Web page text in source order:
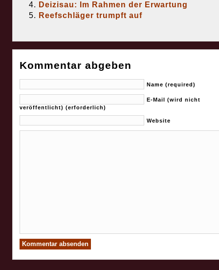
Deizisau: Im Rahmen der Erwartung
Reefschläger trumpft auf
Kommentar abgeben
Name (required)
E-Mail (wird nicht
veröffentlicht) (erforderlich)
Website